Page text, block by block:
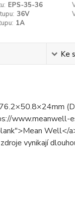
EPS-35-36
36V
1A
Ke
www.meanwell-
Well</
vynikají